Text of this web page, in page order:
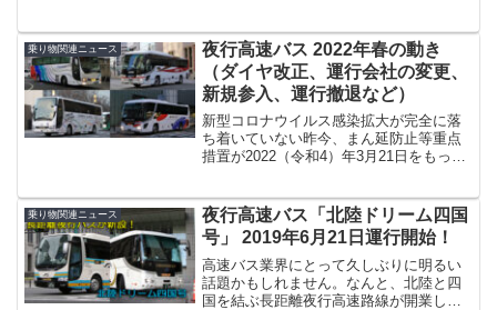
台は、NHK朝の連続テレビ小説「なつぞ
ら」の舞台にもな...
乗り物関連ニュース
夜行高速バス 2022年春の動き
（ダイヤ改正、運行会社の変更、
新規参入、運行撤退など）
新型コロナウイルス感染拡大が完全に落
ち着いていない昨今、まん延防止等重点
措置が2022（令和4）年3月21日をもって
（一部便の運行再開）の動きが出ていま
す。こと夜行高速バ...
乗り物関連ニュース
夜行高速バス「北陸ドリーム四国
号」 2019年6月21日運行開始！
高速バス業界にとって久しぶりに明るい
話題かもしれません。なんと、北陸と四
国を結ぶ長距離夜行高速路線が開業しま